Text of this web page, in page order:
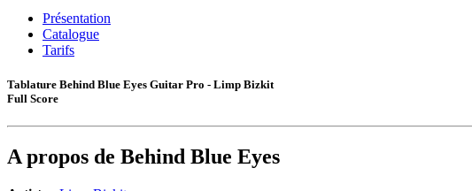
Présentation
Catalogue
Tarifs
Tablature Behind Blue Eyes Guitar Pro - Limp Bizkit
Full Score
A propos de Behind Blue Eyes